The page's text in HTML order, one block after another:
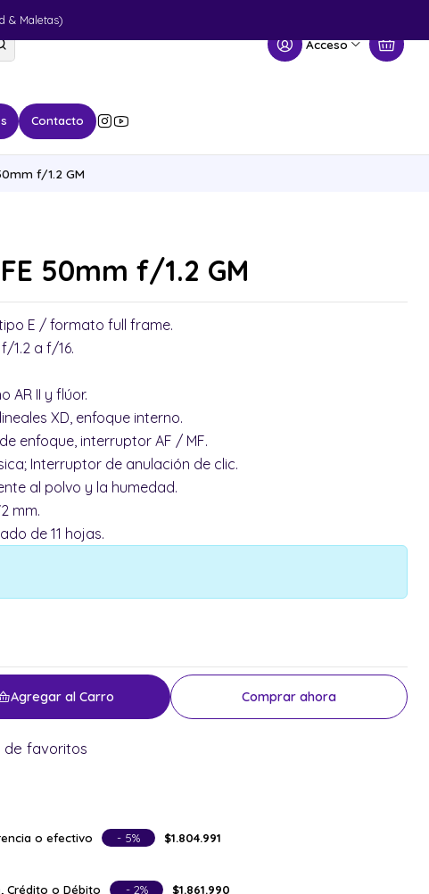
Acceso
Contacto
& Maletas)
f/1.2 GM
50mm f/1.2 GM
E / formato full frame.
1.2 a f/16.
AR II y flúor.
XD, enfoque interno.
enfoque, interruptor AF / MF.
Interruptor de anulación de clic.
al polvo y la humedad.
mm.
de 11 hojas.
Agregar al Carro Comprar ahora
de favoritos
o efectivo - 5% $1.804.991
Crédito o Débito - 2% $1.861.990